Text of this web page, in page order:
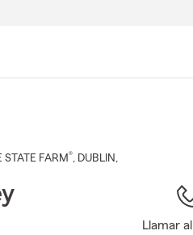
STATE FARM®, DUBLIN ,
Llamar